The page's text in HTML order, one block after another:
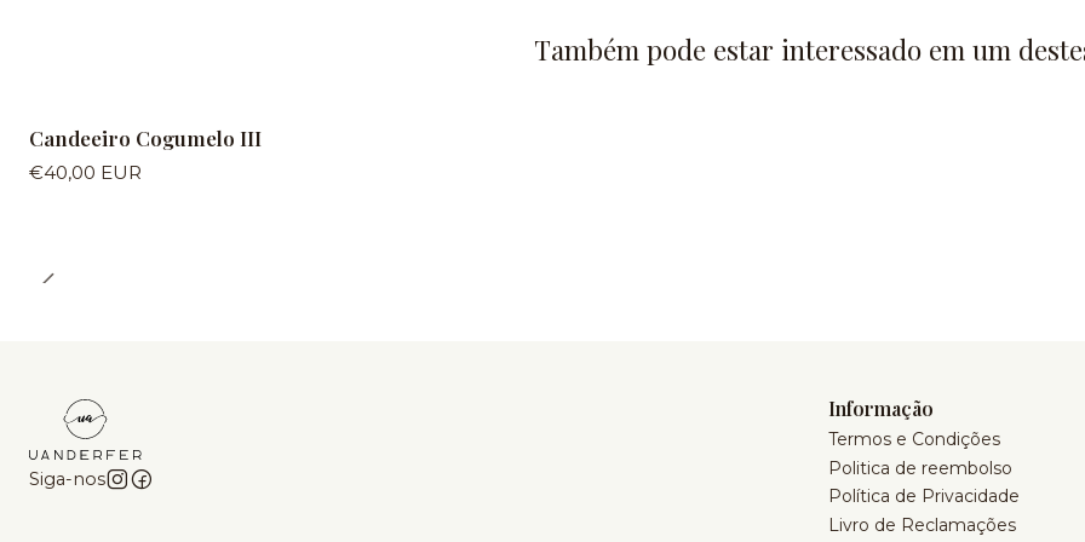
Também pode estar interessado em um
Candeeiro Cogumelo III
€40,00 EUR
Siga-nos
Informação
Termos e Condições
Politica de reembolso
Política de Privacidade
Livro de Reclamações